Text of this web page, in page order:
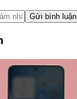
Gửi bình luận